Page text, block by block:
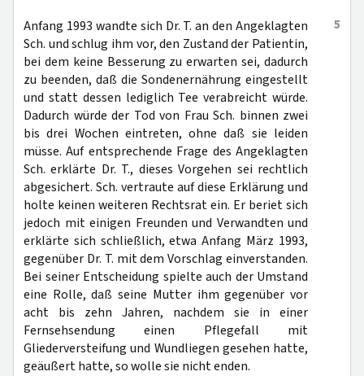
5
Anfang 1993 wandte sich Dr. T. an den Angeklagten
Sch. und schlug ihm vor, den Zustand der Patientin,
bei dem keine Besserung zu erwarten sei, dadurch
zu beenden, daß die Sondenernährung eingestellt
und statt dessen lediglich Tee verabreicht würde.
Dadurch würde der Tod von Frau Sch. binnen zwei
bis drei Wochen eintreten, ohne daß sie leiden
müsse. Auf entsprechende Frage des Angeklagten
Sch. erklärte Dr. T., dieses Vorgehen sei rechtlich
abgesichert. Sch. vertraute auf diese Erklärung und
holte keinen weiteren Rechtsrat ein. Er beriet sich
jedoch mit einigen Freunden und Verwandten und
erklärte sich schließlich, etwa Anfang März 1993,
gegenüber Dr. T. mit dem Vorschlag einverstanden.
Bei seiner Entscheidung spielte auch der Umstand
eine Rolle, daß seine Mutter ihm gegenüber vor
acht bis zehn Jahren, nachdem sie in einer
Fernsehsendung einen Pflegefall mit
Gliederversteifung und Wundliegen gesehen hatte,
geäußert hatte, so wolle sie nicht enden.